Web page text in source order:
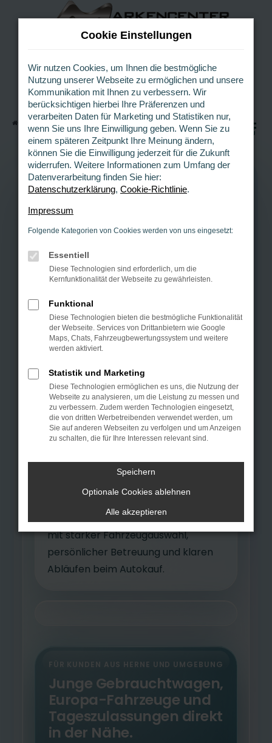
Z
i
MENÜ
Startseite Gebrauchtwagen Herne
Gebrauchtwagen
nahe Herne kaufen
bei Autohaus
Sie suchen einen jungen
Gebrauchtwagen, ein attraktives
Europa-Fahrzeug oder eine
Tageszulassung nahe Herne?
Autohaus Kamen GmbH ist Ihr
regionaler Ansprechpartner für
geprüfte Fahrzeuge, persönliche
Beratung, Probefahrt, Finanzierung
Standort in Kamen besonders
schnell. So verbinden Sie kurze Wege
mit starker Fahrzeugauswahl,
persönlicher Betreuung und klaren
Abläufen beim Autokauf.
FÜR KUNDEN AUS HERNE UND UMGEBUNG
Junge Gebrauchtwagen,
Europa-Fahrzeuge und
Tageszulassungen direkt
in der Nähe.
Cookie Einstellungen
Wir nutzen Cookies, um Ihnen die bestmögliche
Nutzung unserer Webseite zu ermöglichen und unsere
Kommunikation mit Ihnen zu verbessern. Wir
berücksichtigen hierbei Ihre Präferenzen und
verarbeiten Daten für Marketing und Statistiken nur,
wenn Sie uns Ihre Einwilligung geben. Wenn Sie zu
einem späteren Zeitpunkt Ihre Meinung ändern,
können Sie die Einwilligung jederzeit für die Zukunft
widerrufen. Weitere Informationen zum Umfang der
Datenverarbeitung finden Sie hier:
Datenschutzerklärung, Cookie-Richtlinie.
Impressum
Folgende Kategorien von Cookies werden von uns eingesetzt:
Essentiell
Diese Technologien sind erforderlich, um die
Kernfunktionalität der Webseite zu gewährleisten.
Funktional
Diese Technologien bieten die bestmögliche Funktionalität
der Webseite. Services von Drittanbietern wie Google
Maps, Chats, Fahrzeugbewertungssystem und weitere
werden aktiviert.
Statistik und Marketing
Diese Technologien ermöglichen es uns, die Nutzung der
Webseite zu analysieren, um die Leistung zu messen und
zu verbessern. Zudem werden Technologien eingesetzt,
die von dritten Werbetreibenden verwendet werden, um
Sie auf anderen Webseiten zu verfolgen und um Anzeigen
zu schalten, die für Ihre Interessen relevant sind.
Speichern
Optionale Cookies ablehnen
Alle akzeptieren